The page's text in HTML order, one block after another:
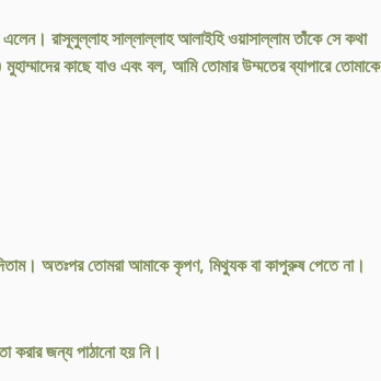
রাসূলুল্লাহ সাল্লাল্লাহ আলাইহি ওয়াসাল্লাম তাঁকে সে কথা
কাছে যাও এবং বল, আমি তোমার উম্মতের ব্যাপারে তোমাকে
অতঃপর তোমরা আমাকে কৃপণ, মিথ্যুক বা কাপুরুষ পেতে না।
করার জন্য পাঠানো হয় নি।